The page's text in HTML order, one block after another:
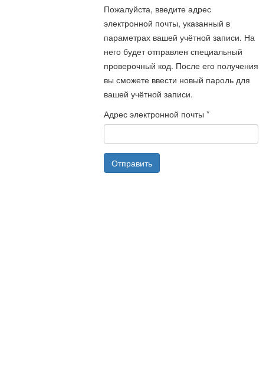
Пожалуйста, введите адрес
электронной почты, указанный в
параметрах вашей учётной записи. На
него будет отправлен специальный
проверочный код. После его получения
вы сможете ввести новый пароль для
вашей учётной записи.
Адрес электронной почты *
Отправить